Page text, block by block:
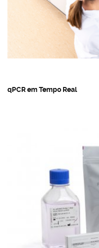
qPCR em Tempo Real